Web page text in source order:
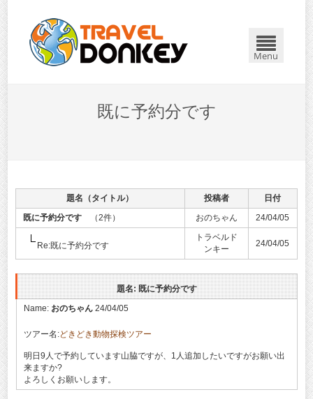
Menu
既に予約分です
題名（タイトル） 投稿者
日付
既に予約分です（2件） おのちゃん 24/04/05
Re:既に予約分です
トラベルド
ンキー
24/04/05
題名: 既に予約分です
Name: おのちゃん24/04/05
ツアー名:どきどき動物探検ツアー
明日9人で予約しています山脇ですが、1人追加したいですがお願い出
来ますか?
よろしくお願いします。